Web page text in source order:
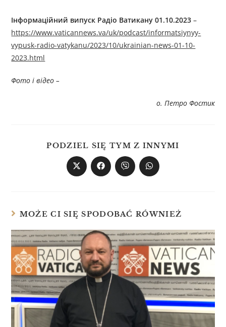
Інформаційний випуск Радіо Ватикану 01.10.2023 –
https://www.vaticannews.va/uk/podcast/informatsiynyy-
vypusk-radio-vatykanu/2023/10/ukrainian-news-01-10-
2023.html
Фото і відео –
о. Петро Фостик
PODZIEL SIĘ TYM Z INNYMI
MOŻE CI SIĘ SPODOBAĆ RÓWNIEŻ